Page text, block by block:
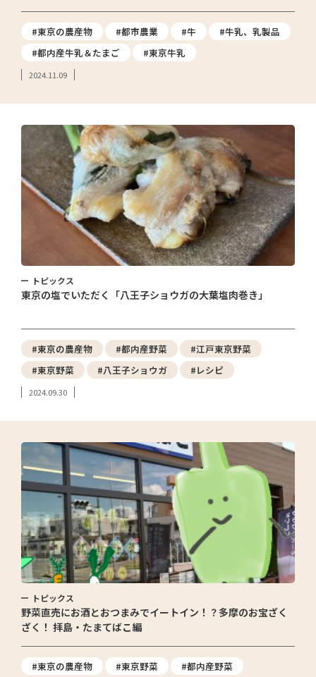
#東京の農産物 #都市農業 #牛
#牛乳、乳製品
#都内産牛乳＆たまご
#東京牛乳
2024.11.09
トピックス
東京の塩でいただく「八王子ショウガの大葉塩肉巻き」
#東京の農産物 #都内産野菜
#江戸東京野菜
#東京野菜
#八王子ショウガ #レシピ
2024.09.30
トピックス
野菜直売にお酒とおつまみでイートイン！？多摩のお宝ざく
ざく！ 拝島・たまてばこ編
#東京の農産物 #東京野菜 #都内産野菜